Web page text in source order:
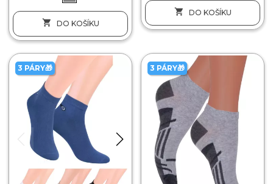
 DO KOŠÍKU
 DO KOŠÍKU
3 PÁRY🎁 3 PÁRY🎁